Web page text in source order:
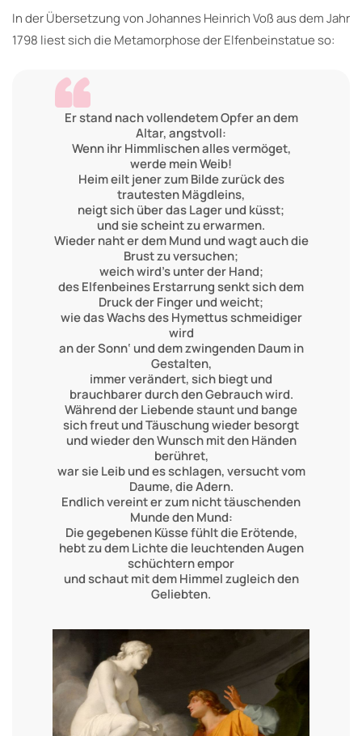
In der Übersetzung von Johannes Heinrich Voß aus dem Jahr
1798 liest sich die Metamorphose der Elfenbeinstatue so:
Er stand nach vollendetem Opfer an dem
Altar, angstvoll:
Wenn ihr Himmlischen alles vermöget,
werde mein Weib!
Heim eilt jener zum Bilde zurück des
trautesten Mägdleins,
neigt sich über das Lager und küsst;
und sie scheint zu erwarmen.
Wieder naht er dem Mund und wagt auch die
Brust zu versuchen;
weich wird’s unter der Hand;
des Elfenbeines Erstarrung senkt sich dem
Druck der Finger und weicht;
wie das Wachs des Hymettus schmeidiger
wird
an der Sonn‘ und dem zwingenden Daum in
Gestalten,
immer verändert, sich biegt und
brauchbarer durch den Gebrauch wird.
Während der Liebende staunt und bange
sich freut und Täuschung wieder besorgt
und wieder den Wunsch mit den Händen
berühret,
war sie Leib und es schlagen, versucht vom
Daume, die Adern.
Endlich vereint er zum nicht täuschenden
Munde den Mund:
Die gegebenen Küsse fühlt die Erötende,
hebt zu dem Lichte die leuchtenden Augen
schüchtern empor
und schaut mit dem Himmel zugleich den
Geliebten.